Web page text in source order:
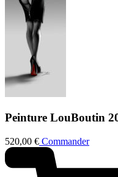
Peinture LouBoutin
520,00 € Commander